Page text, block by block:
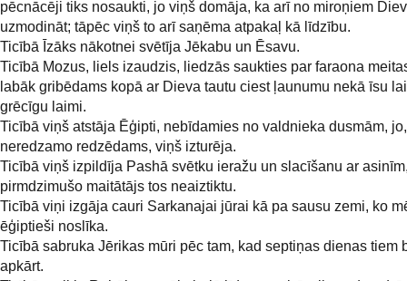
pēcnācēji tiks nosaukti, jo viņš domāja, ka arī no miroņiem
uzmodināt; tāpēc viņš to arī saņēma atpakaļ kā līdzību.
Ticībā Īzāks nākotnei svētīja Jēkabu un Ēsavu.
Ticībā Mozus, liels izaudzis, liedzās saukties par faraona
labāk gribēdams kopā ar Dieva tautu ciest ļaunumu nekā īsu
grēcīgu laimi.
Ticībā viņš atstāja Ēģipti, nebīdamies no valdnieka dusmām,
neredzamo redzēdams, viņš izturēja.
Ticībā viņš izpildīja Pashā svētku ieražu un slacīšanu ar
pirmdzimušo maitātājs tos neaiztiktu.
Ticībā viņi izgāja cauri Sarkanajai jūrai kā pa sausu zemi, ko
ēģiptieši noslīka.
Ticībā sabruka Jērikas mūri pēc tam, kad septiņas dienas tiem
apkārt.